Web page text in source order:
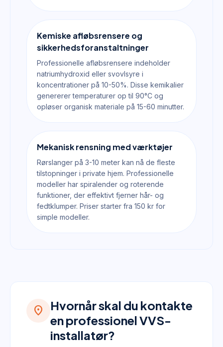
Kemiske afløbsrensere og
sikkerhedsforanstaltninger
Professionelle afløbsrensere indeholder
natriumhydroxid eller svovlsyre i
koncentrationer på 10-50%. Disse kemikalier
genererer temperaturer op til 90°C og
opløser organisk materiale på 15-60 minutter.
Mekanisk rensning med værktøjer
Rørslanger på 3-10 meter kan nå de fleste
tilstopninger i private hjem. Professionelle
modeller har spiralender og roterende
funktioner, der effektivt fjerner hår- og
fedtklumper. Priser starter fra 150 kr for
simple modeller.
location_on
Hvornår skal du kontakte
en professionel VVS-
installatør?